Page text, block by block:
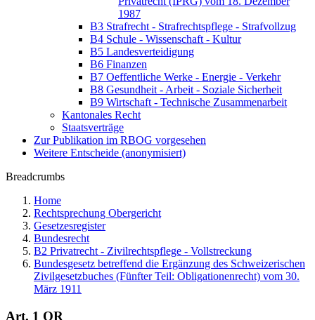
1987
B3 Strafrecht - Strafrechtspflege - Strafvollzug
B4 Schule - Wissenschaft - Kultur
B5 Landesverteidigung
B6 Finanzen
B7 Oeffentliche Werke - Energie - Verkehr
B8 Gesundheit - Arbeit - Soziale Sicherheit
B9 Wirtschaft - Technische Zusammenarbeit
Kantonales Recht
Staatsverträge
Zur Publikation im RBOG vorgesehen
Weitere Entscheide (anonymisiert)
Breadcrumbs
Home
Rechtsprechung Obergericht
Gesetzesregister
Bundesrecht
B2 Privatrecht - Zivilrechtspflege - Vollstreckung
Bundesgesetz betreffend die Ergänzung des Schweizerischen
Zivilgesetzbuches (Fünfter Teil: Obligationenrecht) vom 30.
März 1911
Art. 1 OR